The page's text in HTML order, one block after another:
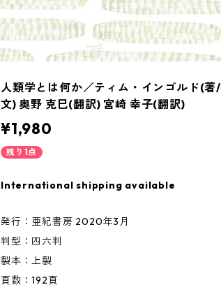
人類学とは何か／ティム・インゴルド(著/
文) 奥野 克巳(翻訳) 宮崎 幸子(翻訳)
¥1,980
残り1点
International shipping available
発行：亜紀書房 2020年3月
判型：四六判
製本：上製
頁数：192頁